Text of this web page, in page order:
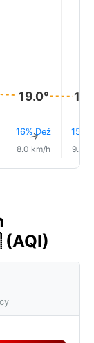
19.0°
16% Dež
↑
8.0 km/h
15%
9.0